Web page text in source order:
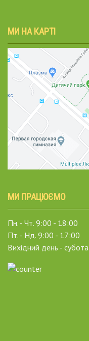
МИ НА КАРТІ
МИ ПРАЦЮЄМО
Пн. - Чт. 9:00 - 18:00
Пт. - Нд. 9:00 - 17:00
Вихідний день - субота